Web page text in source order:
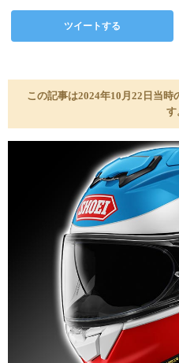
ツイートする
この記事は2024年10月22日当
す